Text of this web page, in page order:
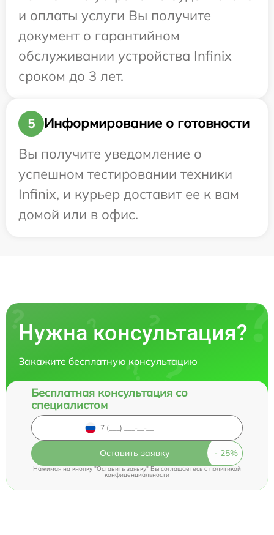
и оплаты услуги Вы получите
документ о гарантийном
обслуживании устройства Infinix
сроком до 3 лет.
5
Информирование о готовности
Вы получите уведомление о
успешном тестировании техники
Infinix, и курьер доставит ее к вам
домой или в офис.
Нужна консультация?
Закажите бесплатную консультацию
Бесплатная консультация со
специалистом
Оставить заявку
Нажимая на кнопку "Оставить заявку" Вы соглашаетесь cполитикой
конфиденциальности